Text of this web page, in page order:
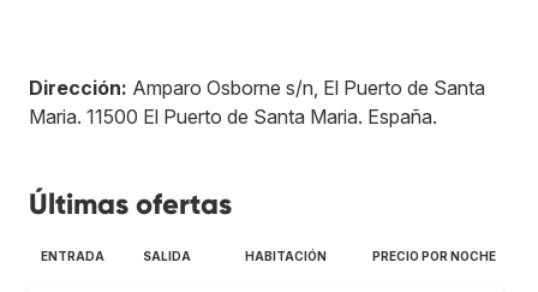
Dirección: Amparo Osborne s/n, El Puerto de Santa
Maria. 11500 El Puerto de Santa Maria. España.
Últimas ofertas
ENTRADA SALIDA HABITACIÓN PRECIO POR NOCHE